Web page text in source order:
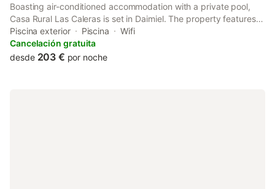
Boasting air-conditioned accommodation with a private pool,
Casa Rural Las Caleras is set in Daimiel. The property features
pool and garden views, and is 37 km from Puerta de Toledo.
Piscina exterior Piscina
Wifi
Cancelación gratuita
desde 203 € por noche